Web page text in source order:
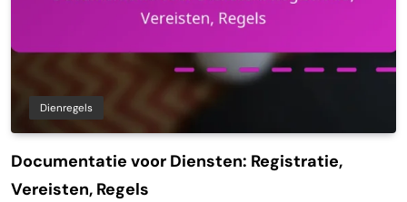
Dienregels
Documentatie voor Diensten: Registratie,
Vereisten, Regels